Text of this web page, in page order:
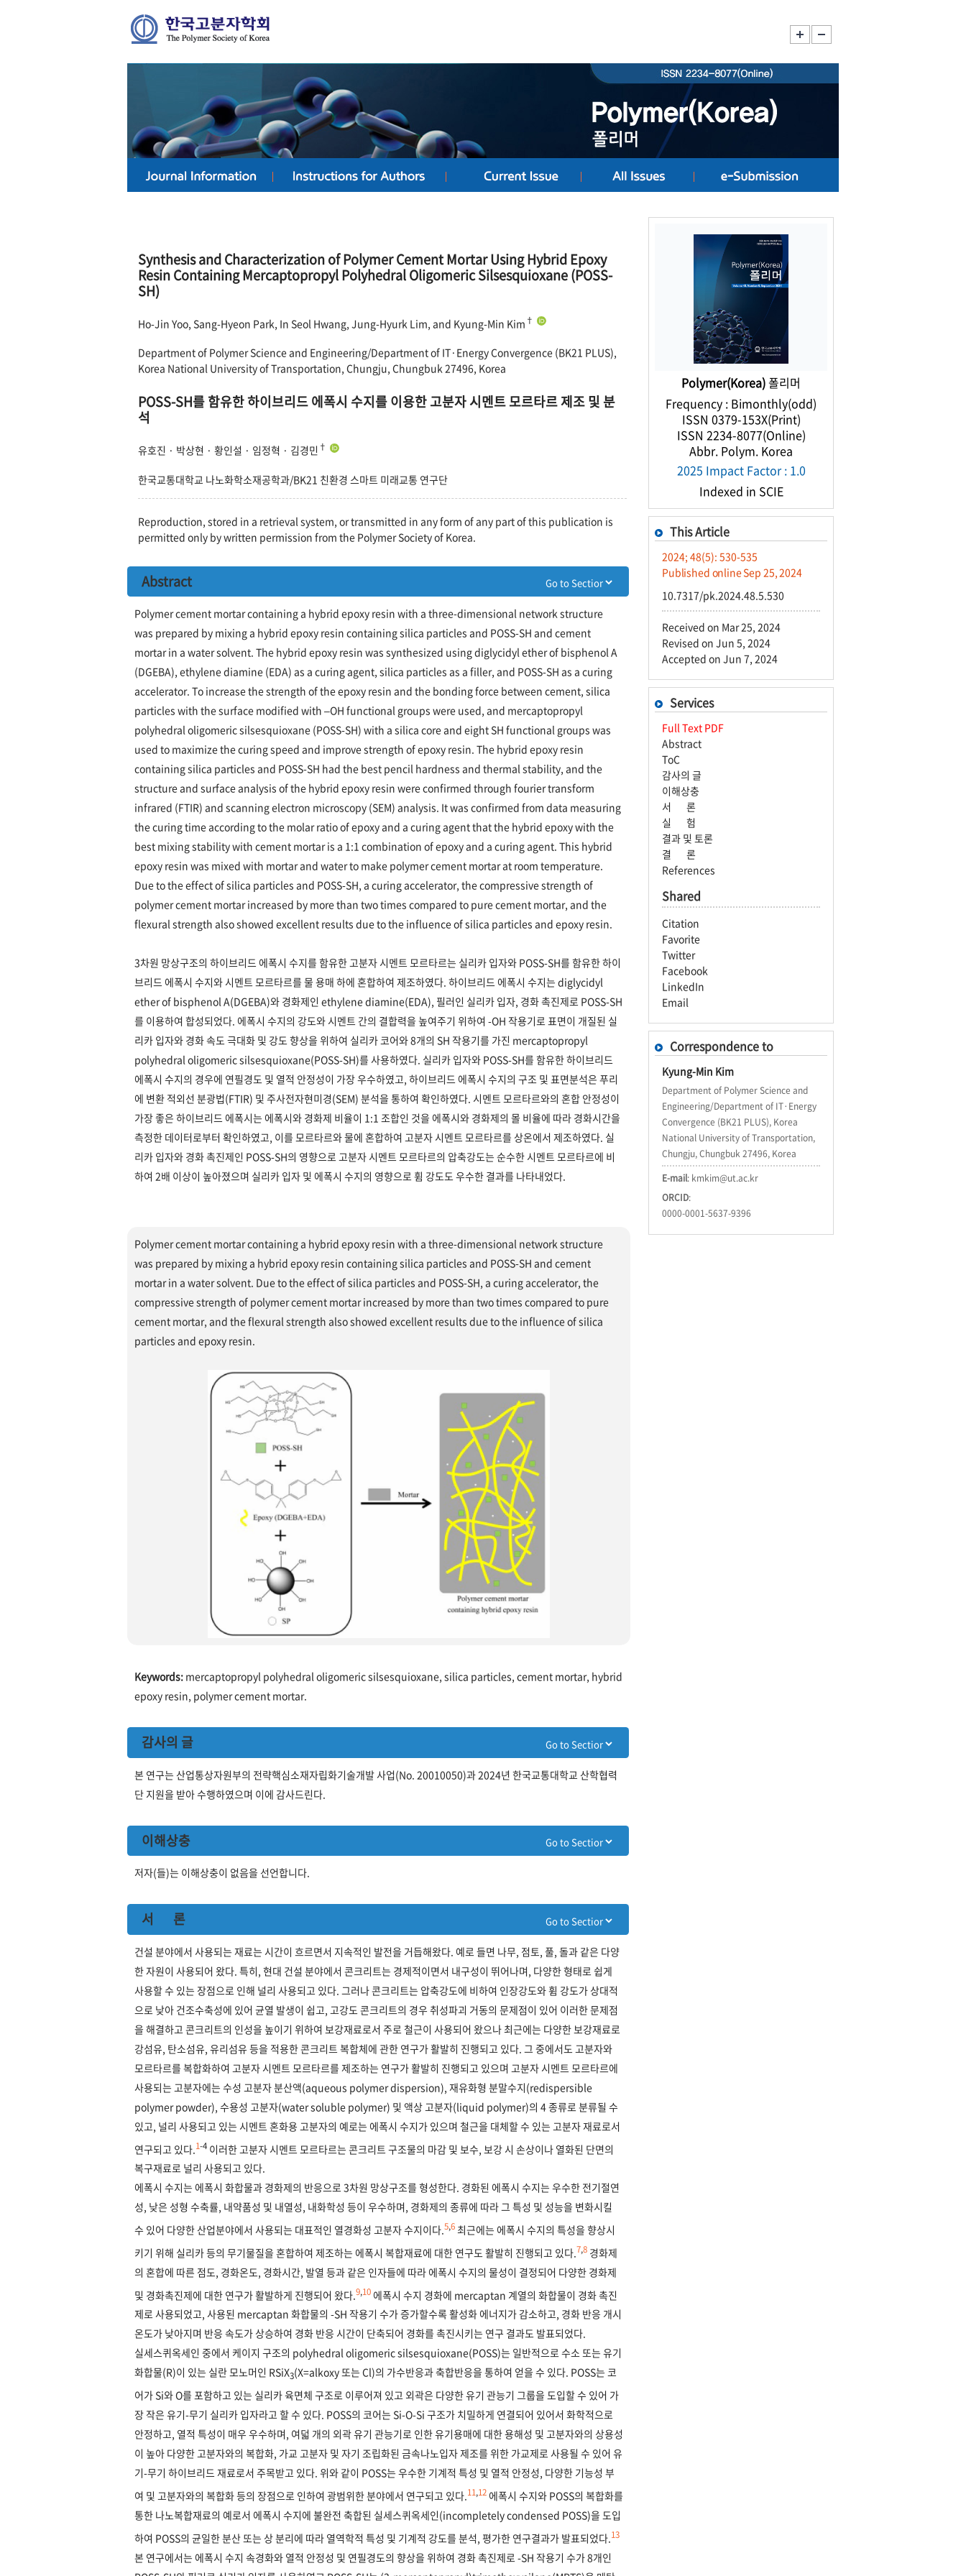
Synthesis and Characterization of Polymer Cement Mortar Using Hybrid Epoxy
Resin Containing Mercaptopropyl Polyhedral Oligomeric Silsesquioxane (POSS-
SH)
Ho-Jin Yoo, Sang-Hyeon Park, In Seol Hwang, Jung-Hyurk Lim, and Kyung-Min Kim †
Department of Polymer Science and Engineering/Department of IT·Energy Convergence (BK21 PLUS),
Korea National University of Transportation, Chungju, Chungbuk 27496, Korea
POSS-SH를 함유한 하이브리드 에폭시 수지를 이용한 고분자 시멘트 모르타르 제조 및 분
석
유호진 · 박상현 · 황인설 · 임정혁 · 김경민 †
한국교통대학교 나노화학소재공학과/BK21 친환경 스마트 미래교통 연구단
Reproduction, stored in a retrieval system, or transmitted in any form of any part of this publication is
permitted only by written permission from the Polymer Society of Korea.
Abstract
Polymer cement mortar containing a hybrid epoxy resin with a three-dimensional network structure
was prepared by mixing a hybrid epoxy resin containing silica particles and POSS-SH and cement
mortar in a water solvent. The hybrid epoxy resin was synthesized using diglycidyl ether of bisphenol A
(DGEBA), ethylene diamine (EDA) as a curing agent, silica particles as a filler, and POSS-SH as a curing
accelerator. To increase the strength of the epoxy resin and the bonding force between cement, silica
particles with the surface modified with –OH functional groups were used, and mercaptopropyl
polyhedral oligomeric silsesquioxane (POSS-SH) with a silica core and eight SH functional groups was
used to maximize the curing speed and improve strength of epoxy resin. The hybrid epoxy resin
containing silica particles and POSS-SH had the best pencil hardness and thermal stability, and the
structure and surface analysis of the hybrid epoxy resin were confirmed through fourier transform
infrared (FTIR) and scanning electron microscopy (SEM) analysis. It was confirmed from data measuring
the curing time according to the molar ratio of epoxy and a curing agent that the hybrid epoxy with the
best mixing stability with cement mortar is a 1:1 combination of epoxy and a curing agent. This hybrid
epoxy resin was mixed with mortar and water to make polymer cement mortar at room temperature.
Due to the effect of silica particles and POSS-SH, a curing accelerator, the compressive strength of
polymer cement mortar increased by more than two times compared to pure cement mortar, and the
flexural strength also showed excellent results due to the influence of silica particles and epoxy resin.
3차원 망상구조의 하이브리드 에폭시 수지를 함유한 고분자 시멘트 모르타르는 실리카 입자와 POSS-SH를 함유한 하이
브리드 에폭시 수지와 시멘트 모르타르를 물 용매 하에 혼합하여 제조하였다. 하이브리드 에폭시 수지는 diglycidyl
ether of bisphenol A(DGEBA)와 경화제인 ethylene diamine(EDA), 필러인 실리카 입자, 경화 촉진제로 POSS-SH
를 이용하여 합성되었다. 에폭시 수지의 강도와 시멘트 간의 결합력을 높여주기 위하여 -OH 작용기로 표면이 개질된 실
리카 입자와 경화 속도 극대화 및 강도 향상을 위하여 실리카 코어와 8개의 SH 작용기를 가진 mercaptopropyl
polyhedral oligomeric silsesquioxane(POSS-SH)를 사용하였다. 실리카 입자와 POSS-SH를 함유한 하이브리드
에폭시 수지의 경우에 연필경도 및 열적 안정성이 가장 우수하였고, 하이브리드 에폭시 수지의 구조 및 표면분석은 푸리
에 변환 적외선 분광법(FTIR) 및 주사전자현미경(SEM) 분석을 통하여 확인하였다. 시멘트 모르타르와의 혼합 안정성이
가장 좋은 하이브리드 에폭시는 에폭시와 경화제 비율이 1:1 조합인 것을 에폭시와 경화제의 몰 비율에 따라 경화시간을
측정한 데이터로부터 확인하였고, 이를 모르타르와 물에 혼합하여 고분자 시멘트 모르타르를 상온에서 제조하였다. 실
리카 입자와 경화 촉진제인 POSS-SH의 영향으로 고분자 시멘트 모르타르의 압축강도는 순수한 시멘트 모르타르에 비
하여 2배 이상이 높아졌으며 실리카 입자 및 에폭시 수지의 영향으로 휨 강도도 우수한 결과를 나타내었다.
Polymer cement mortar containing a hybrid epoxy resin with a three-dimensional network structure
was prepared by mixing a hybrid epoxy resin containing silica particles and POSS-SH and cement
mortar in a water solvent. Due to the effect of silica particles and POSS-SH, a curing accelerator, the
compressive strength of polymer cement mortar increased by more than two times compared to pure
cement mortar, and the flexural strength also showed excellent results due to the influence of silica
particles and epoxy resin.
Keywords: mercaptopropyl polyhedral oligomeric silsesquioxane, silica particles, cement mortar, hybrid
epoxy resin, polymer cement mortar.
감사의 글
본 연구는 산업통상자원부의 전략핵심소재자립화기술개발 사업(No. 20010050)과 2024년 한국교통대학교 산학협력
단 지원을 받아 수행하였으며 이에 감사드린다.
이해상충
저자(들)는 이해상충이 없음을 선언합니다.
서 론
건설 분야에서 사용되는 재료는 시간이 흐르면서 지속적인 발전을 거듭해왔다. 예로 들면 나무, 점토, 풀, 돌과 같은 다양
한 자원이 사용되어 왔다. 특히, 현대 건설 분야에서 콘크리트는 경제적이면서 내구성이 뛰어나며, 다양한 형태로 쉽게
사용할 수 있는 장점으로 인해 널리 사용되고 있다. 그러나 콘크리트는 압축강도에 비하여 인장강도와 휨 강도가 상대적
으로 낮아 건조수축성에 있어 균열 발생이 쉽고, 고강도 콘크리트의 경우 취성파괴 거동의 문제점이 있어 이러한 문제점
을 해결하고 콘크리트의 인성을 높이기 위하여 보강재료로서 주로 철근이 사용되어 왔으나 최근에는 다양한 보강재료로
강섬유, 탄소섬유, 유리섬유 등을 적용한 콘크리트 복합체에 관한 연구가 활발히 진행되고 있다. 그 중에서도 고분자와
모르타르를 복합화하여 고분자 시멘트 모르타르를 제조하는 연구가 활발히 진행되고 있으며 고분자 시멘트 모르타르에
사용되는 고분자에는 수성 고분자 분산액(aqueous polymer dispersion), 재유화형 분말수지(redispersible
polymer powder), 수용성 고분자(water soluble polymer) 및 액상 고분자(liquid polymer)의 4 종류로 분류될 수
있고, 널리 사용되고 있는 시멘트 혼화용 고분자의 예로는 에폭시 수지가 있으며 철근을 대체할 수 있는 고분자 재료로서
연구되고 있다. 1-4 이러한 고분자 시멘트 모르타르는 콘크리트 구조물의 마감 및 보수, 보강 시 손상이나 열화된 단면의
복구재료로 널리 사용되고 있다.
에폭시 수지는 에폭시 화합물과 경화제의 반응으로 3차원 망상구조를 형성한다. 경화된 에폭시 수지는 우수한 전기절연
성, 낮은 성형 수축률, 내약품성 및 내열성, 내화학성 등이 우수하며, 경화제의 종류에 따라 그 특성 및 성능을 변화시킬
수 있어 다양한 산업분야에서 사용되는 대표적인 열경화성 고분자 수지이다.5,6최근에는 에폭시 수지의 특성을 향상시
키기 위해 실리카 등의 무기물질을 혼합하여 제조하는 에폭시 복합재료에 대한 연구도 활발히 진행되고 있다. 7,8 경화제
의 혼합에 따른 점도, 경화온도, 경화시간, 발열 등과 같은 인자들에 따라 에폭시 수지의 물성이 결정되어 다양한 경화제
및 경화촉진제에 대한 연구가 활발하게 진행되어 왔다. 9,10 에폭시 수지 경화에 mercaptan 계열의 화합물이 경화 촉진
제로 사용되었고, 사용된 mercaptan 화합물의 -SH 작용기 수가 증가할수록 활성화 에너지가 감소하고, 경화 반응 개시
온도가 낮아지며 반응 속도가 상승하여 경화 반응 시간이 단축되어 경화를 촉진시키는 연구 결과도 발표되었다.
실세스퀴옥세인 중에서 케이지 구조의 polyhedral oligomeric silsesquioxane(POSS)는 일반적으로 수소 또는 유기
화합물(R)이 있는 실란 모노머인 RSiX3(X=alkoxy 또는 Cl)의 가수반응과 축합반응을 통하여 얻을 수 있다. POSS는 코
어가 Si와 O를 포함하고 있는 실리카 육면체 구조로 이루어져 있고 외곽은 다양한 유기 관능기 그룹을 도입할 수 있어 가
장 작은 유기-무기 실리카 입자라고 할 수 있다. POSS의 코어는 Si-O-Si 구조가 치밀하게 연결되어 있어서 화학적으로
안정하고, 열적 특성이 매우 우수하며, 여덟 개의 외곽 유기 관능기로 인한 유기용매에 대한 용해성 및 고분자와의 상용성
이 높아 다양한 고분자와의 복합화, 가교 고분자 및 자기 조립화된 금속나노입자 제조를 위한 가교제로 사용될 수 있어 유
기-무기 하이브리드 재료로서 주목받고 있다. 위와 같이 POSS는 우수한 기계적 특성 및 열적 안정성, 다양한 기능성 부
여 및 고분자와의 복합화 등의 장점으로 인하여 광범위한 분야에서 연구되고 있다. 11,12 에폭시 수지와 POSS의 복합화를
통한 나노복합재료의 예로서 에폭시 수지에 불완전 축합된 실세스퀴옥세인(incompletely condensed POSS)을 도입
하여 POSS의 균일한 분산 또는 상 분리에 따라 열역학적 특성 및 기계적 강도를 분석, 평가한 연구결과가 발표되었다. 13
본 연구에서는 에폭시 수지 속경화와 열적 안정성 및 연필경도의 향상을 위하여 경화 촉진제로 -SH 작용기 수가 8개인
Polymer(Korea)폴리머
Frequency : Bimonthly(odd)
ISSN 0379-153X(Print)
ISSN 2234-8077(Online)
Abbr. Polym. Korea
2025 Impact Factor : 1.0
Indexed in SCIE
This Article
2024; 48(5): 530-535
Published online Sep 25, 2024
10.7317/pk.2024.48.5.530
Received on Mar 25, 2024
Revised on Jun 5, 2024
Accepted on Jun 7, 2024
Services
Full Text PDF
Abstract
ToC
감사의 글
이해상충
서 론
실 험
결과 및 토론
결 론
References
Shared
Citation
Favorite
Twitter
Facebook
LinkedIn
Email
Correspondence to
Kyung-Min Kim
Department of Polymer Science and
Engineering/Department of IT·Energy
Convergence (BK21 PLUS), Korea
National University of Transportation,
Chungju, Chungbuk 27496, Korea
E-mail: kmkim@ut.ac.kr
ORCID:
0000-0001-5637-9396